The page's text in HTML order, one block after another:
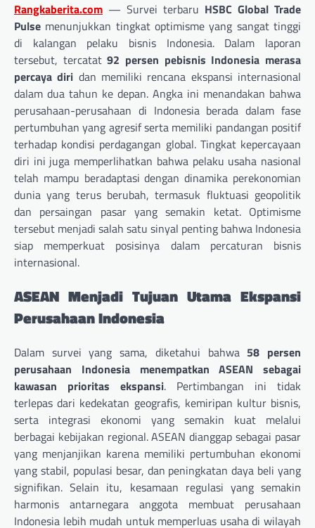
Rangkaberita.com — Survei terbaru HSBC Global Trade
Pulse menunjukkan tingkat optimisme yang sangat tinggi
di kalangan pelaku bisnis Indonesia. Dalam laporan
tersebut, tercatat92 persen pebisnis Indonesia merasa
percaya diri dan memiliki rencana ekspansi internasional
dalam dua tahun ke depan. Angka ini menandakan bahwa
perusahaan-perusahaan di Indonesia berada dalam fase
pertumbuhan yang agresif serta memiliki pandangan positif
terhadap kondisi perdagangan global. Tingkat kepercayaan
diri ini juga memperlihatkan bahwa pelaku usaha nasional
telah mampu beradaptasi dengan dinamika perekonomian
dunia yang terus berubah, termasuk fluktuasi geopolitik
dan persaingan pasar yang semakin ketat. Optimisme
tersebut menjadi salah satu sinyal penting bahwa Indonesia
siap memperkuat posisinya dalam percaturan bisnis
internasional.
ASEAN Menjadi Tujuan Utama Ekspansi
Perusahaan Indonesia
Dalam survei yang sama, diketahui bahwa 58 persen
perusahaan Indonesia menempatkan ASEAN sebagai
kawasan prioritas ekspansi. Pertimbangan ini tidak
terlepas dari kedekatan geografis, kemiripan kultur bisnis,
serta integrasi ekonomi yang semakin kuat melalui
berbagai kebijakan regional. ASEAN dianggap sebagai pasar
yang menjanjikan karena memiliki pertumbuhan ekonomi
yang stabil, populasi besar, dan peningkatan daya beli yang
signifikan. Selain itu, kesamaan regulasi yang semakin
harmonis antarnegara anggota membuat perusahaan
Indonesia lebih mudah untuk memperluas usaha di wilayah